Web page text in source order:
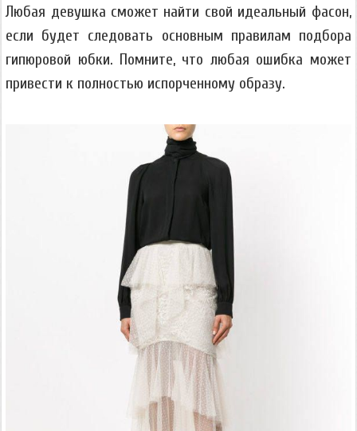
Любая девушка сможет найти свой идеальный фасон,
если будет следовать основным правилам подбора
гипюровой юбки. Помните, что любая ошибка может
привести к полностью испорченному образу.